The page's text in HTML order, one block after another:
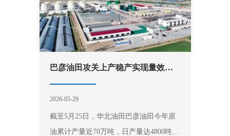
巴彦油田攻关上产稳产实现量效齐增
2026-05-29
截至5月25日，华北油田巴彦油田今年原
油累计产量近70万吨，日产量达4800吨，